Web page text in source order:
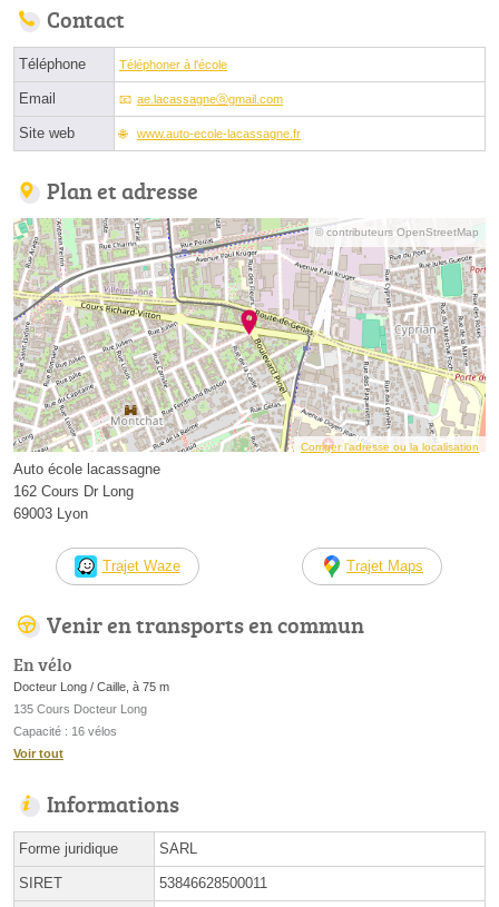
Contact
Téléphone Téléphoner à l'école
Email ae.lacassagneⓐgmail.com
Site web www.auto-ecole-lacassagne.fr
Plan et adresse
© contributeurs OpenStreetMap
Corriger l’adresse ou la localisation
Auto école lacassagne
162 Cours Dr Long
69003 Lyon
Trajet Waze Trajet Maps
Venir en transports en commun
En vélo
Docteur Long / Caille, à 75 m
135 Cours Docteur Long
Capacité : 16 vélos
Voir tout
Informations
Forme juridique SARL
SIRET 53846628500011